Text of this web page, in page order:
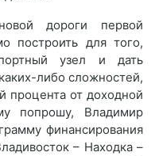
дороги первой
построить для того,
узел и дать
либо сложностей,
процента от доходной
попрошу, Владимир
финансирования
– Находка –